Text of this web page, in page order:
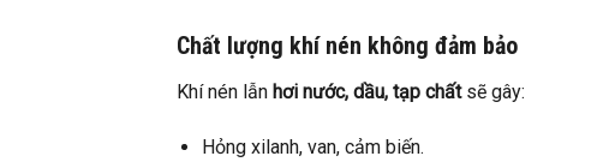
Chất lượng khí nén không đảm bảo
Khí nén lẫn hơi nước, dầu, tạp chấtsẽ gây:
Hỏng xilanh, van, cảm biến.